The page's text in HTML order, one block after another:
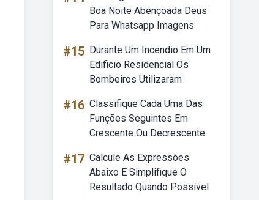
Boa Noite Abençoada Deus
Para Whatsapp Imagens
#15 Durante Um Incendio Em Um
Edificio Residencial Os
Bombeiros Utilizaram
#16 Classifique Cada Uma Das
Funções Seguintes Em
Crescente Ou Decrescente
#17 Calcule As Expressões
Abaixo E Simplifique O
Resultado Quando Possível